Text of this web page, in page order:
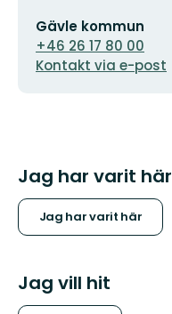
postadress
Gävle kommun
+46 26 17 80 00
Kontakt via e-post
Jag har varit här
Jag har varit här
Jag vill hit